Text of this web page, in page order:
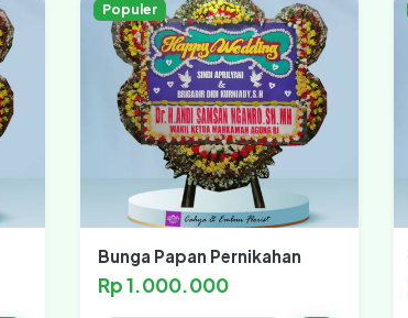
Populer
Bunga Papan Pernikahan
Rp 1.000.000